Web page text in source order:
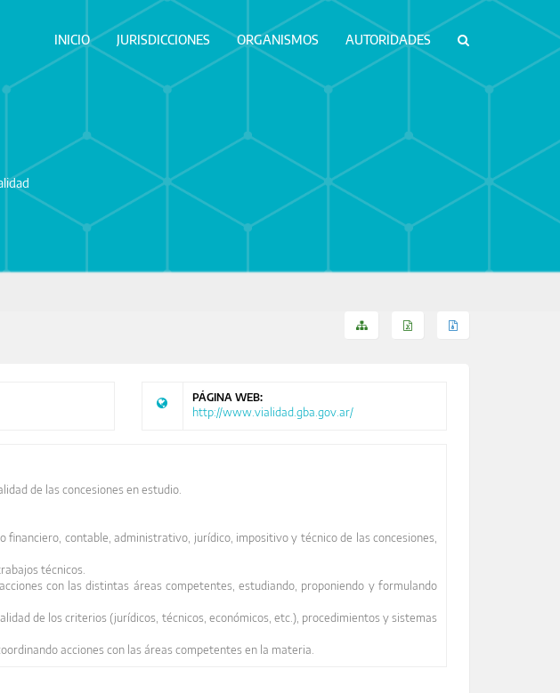
INICIO JURISDICCIONES ORGANISMOS AUTORIDADES
PÁGINA WEB:
http://www.vialidad.gba.gov.ar/
de las concesiones en estudio.
contable, administrativo, jurídico, impositivo y técnico de las concesiones,
técnicos.
con las distintas áreas competentes, estudiando, proponiendo y formulando
de los criterios (jurídicos, técnicos, económicos, etc.), procedimientos y sistemas
acciones con las áreas competentes en la materia.